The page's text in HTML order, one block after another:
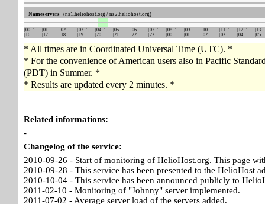
Nameservers (ns1.heliohost.org / ns2.heliohost.org)
00 01 02 03 04 05 06 07 08 09 10 11 12
13
16
17 18 19 20 21 22 23 00 01 02 03 04 05
* All times are in Coordinated Universal Time (UTC). *
* For the convenience of American users also in Pacific
(PDT) in Summer. *
* Results are updated every 2 minutes. *
Related informations:
-
Changelog of the service:
2010-09-26 - Start of monitoring of HelioHost.org. This page
2010-09-28 - This service has been presented to the HelioHost
2010-10-04 - This service has been announced publicly to
2011-02-10 - Monitoring of "Johnny" server implemented.
2011-07-02 - Average server load of the servers added.